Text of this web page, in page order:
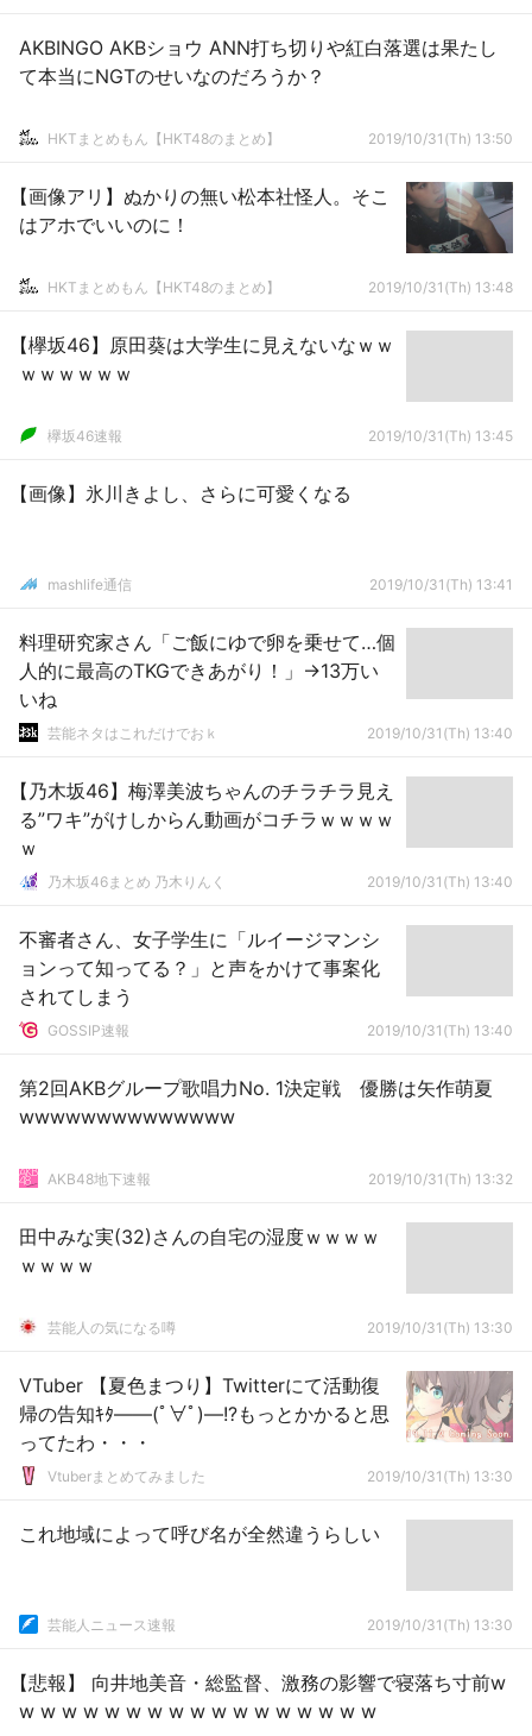
AKBINGO AKBショウ ANN打ち切りや紅白落選は果たし
て本当にNGTのせいなのだろうか？
HKTまとめもん【HKT48のまとめ】 2019/10/31(Th) 13:50
【画像アリ】ぬかりの無い松本社怪人。そこ
はアホでいいのに！
HKTまとめもん【HKT48のまとめ】 2019/10/31(Th) 13:48
【欅坂46】原田葵は大学生に見えないなｗｗ
ｗｗｗｗｗｗ
欅坂46速報 2019/10/31(Th) 13:45
【画像】氷川きよし、さらに可愛くなる
mashlife通信 2019/10/31(Th) 13:41
料理研究家さん「ご飯にゆで卵を乗せて…個
人的に最高のTKGできあがり！」→13万い
いね
芸能ネタはこれだけでおｋ 2019/10/31(Th) 13:40
【乃木坂46】梅澤美波ちゃんのチラチラ見え
る”ワキ”がけしからん動画がコチラｗｗｗｗ
ｗ
乃木坂46まとめ 乃木りんく 2019/10/31(Th) 13:40
不審者さん、女子学生に「ルイージマンシ
ョンって知ってる？」と声をかけて事案化
されてしまう
GOSSIP速報 2019/10/31(Th) 13:40
第2回AKBグループ歌唱力No. 1決定戦 優勝は矢作萌夏
wwwwwwwwwwwwww
AKB48地下速報 2019/10/31(Th) 13:32
田中みな実(32)さんの自宅の湿度ｗｗｗｗ
ｗｗｗｗ
芸能人の気になる噂 2019/10/31(Th) 13:30
VTuber 【夏色まつり】Twitterにて活動復
帰の告知ｷﾀ――(ﾟ∀ﾟ)―!?もっとかかると思
ってたわ・・・
Vtuberまとめてみました 2019/10/31(Th) 13:30
これ地域によって呼び名が全然違うらしい
芸能人ニュース速報 2019/10/31(Th) 13:30
【悲報】 向井地美音・総監督、激務の影響で寝落ち寸前w
w w w w w w w w w w w w w w w w w